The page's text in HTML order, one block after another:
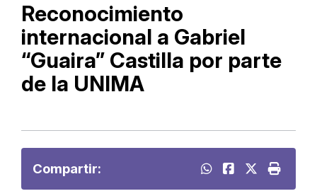
Reconocimiento
internacional a Gabriel
“Guaira” Castilla por parte
de la UNIMA
Compartir: